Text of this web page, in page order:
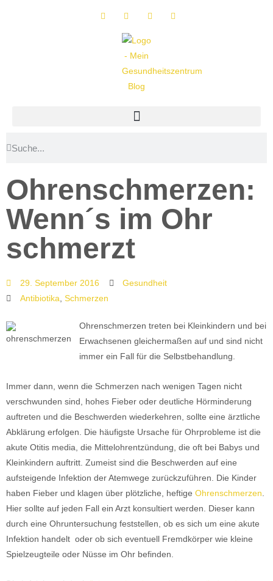
Ohrenschmerzen:
Wenn´s im Ohr
schmerzt
29. September 2016
Gesundheit
Antibiotika Schmerzen
Ohrenschmerzen treten bei Kleinkindern und bei
Erwachsenen gleichermaßen auf und sind nicht
immer ein Fall für die Selbstbehandlung.
Immer dann, wenn die Schmerzen nach wenigen Tagen nicht
verschwunden sind, hohes Fieber oder deutliche Hörminderung
auftreten und die Beschwerden wiederkehren, sollte eine ärztliche
Abklärung erfolgen. Die häufigste Ursache für Ohrprobleme ist die
akute Otitis media, die Mittelohrentzündung, die oft bei Babys und
Kleinkindern auftritt. Zumeist sind die Beschwerden auf eine
aufsteigende Infektion der Atemwege zurückzuführen. Die Kinder
haben Fieber und klagen über plötzliche, heftige Ohrenschmerzen
Hier sollte auf jeden Fall ein Arzt konsultiert werden. Dieser kann
durch eine Ohruntersuchung feststellen, ob es sich um eine akute
Infektion handelt oder ob sich eventuell Fremdkörper wie kleine
Spielzeugteile oder Nüsse im Ohr befinden.